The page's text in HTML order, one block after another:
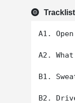
Tracklist
A1.
A2. What
B1.
B2.